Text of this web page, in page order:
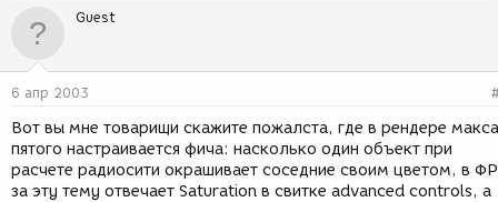
р
д
н
и
я
Guest
6 апр 2003
Вот вы мне товарищи скажите пожалста, где в рендере макса
пятого настраивается фича: насколько один объект при
расчете радиосити окрашивает соседние своим цветом, в ФР
за эту тему отвечает Saturation в свитке advanced controls, а